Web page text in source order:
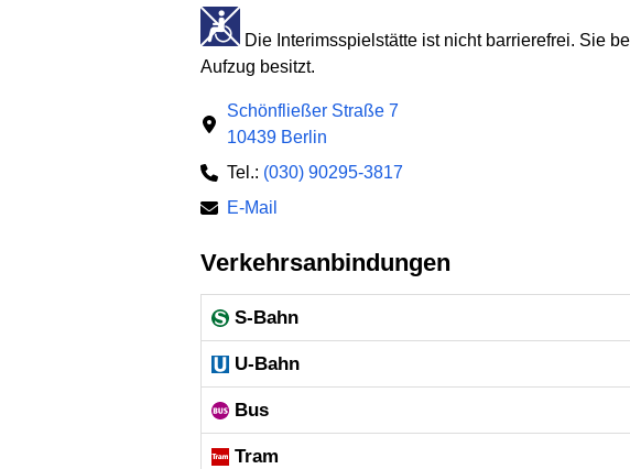
Die Interimsspielstätte ist nicht barrierefrei. Sie
Aufzug besitzt.
Schönfließer Straße 7
10439 Berlin
Tel.: (030) 90295-3817
E-Mail
Verkehrsanbindungen
S-Bahn
U-Bahn
Bus
Tram